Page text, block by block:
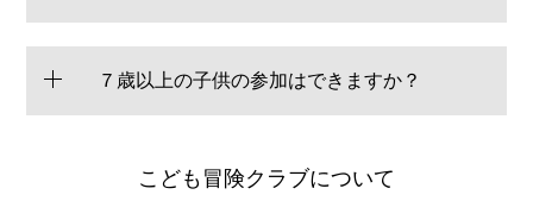
７歳以上の子供の参加はできますか？
こども冒険クラブについて